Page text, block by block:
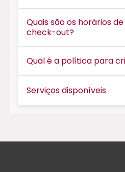
Quais são os horários
check-out?
Qual é a política para
Serviços disponíveis